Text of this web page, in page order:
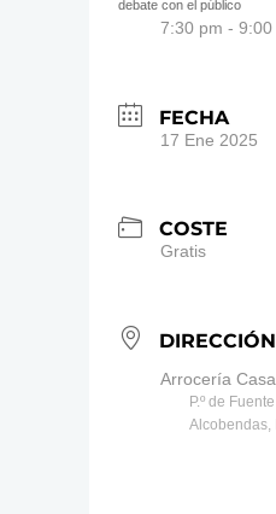
debate con el público
7:30 pm - 9:00
FECHA
17 Ene 2025
COSTE
Gratis
DIRECCIÓN
Arrocería
P.º de
Alcobendas,